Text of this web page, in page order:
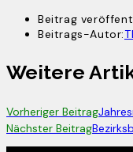
Beitrag
Beitrags-Autor:
Weitere
Vorheriger Beitrag
Nächster Beitrag